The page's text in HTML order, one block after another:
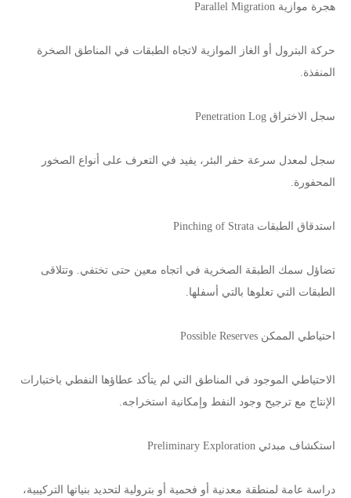
هجرة موازية Parallel Migration
حركة البترول أو الغاز الموازية لاتجاه الطبقات في المناطق الصخرة
المنفذة.
سجل الاختراق Penetration Log
سجل لمعدل سرعة حفر البئر، يفيد في التعرف على أنواع الصخور
المحفورة.
استدقاق الطبقات Pinching of Strata
تضاؤل سمك الطبقة الصخرية في اتجاه معين حتى تختفي. وتتلاقى
الطبقات التي تعلوها بالتي أسفلها.
احتياطي الممكن Possible Reserves
الاحتياطي الموجود في المناطق التي لم يتأكد عطاؤها النفطي باختبارات
الإنتاج مع ترجيح وجود النفط وإمكانية استخراجه.
استكشاف مبدئي Preliminary Exploration
دراسة عامة لمنطقة معدنية أو فحمية أو بترولية لتحديد بنياتها التركيبية،